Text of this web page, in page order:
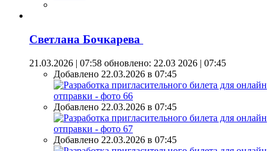
Светлана Бочкарева
21.03.2026 | 07:58 обновлено: 22.03 2026 | 07:45
Добавлено 22.03.2026 в 07:45
Добавлено 22.03.2026 в 07:45
Добавлено 22.03.2026 в 07:45